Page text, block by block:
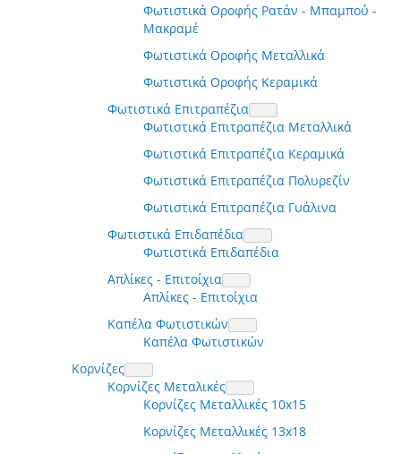
Φωτιστικά Οροφής Ρατάν - Μπαμπού -
Μακραμέ
Φωτιστικά Οροφής Μεταλλικά
Φωτιστικά Οροφής Κεραμικά
Φωτιστικά Επιτραπέζια
Φωτιστικά Επιτραπέζια Μεταλλικά
Φωτιστικά Επιτραπέζια Κεραμικά
Φωτιστικά Επιτραπέζια Πολυρεζίν
Φωτιστικά Επιτραπέζια Γυάλινα
Φωτιστικά Επιδαπέδια
Φωτιστικά Επιδαπέδια
Απλίκες - Επιτοίχια
Απλίκες - Επιτοίχια
Καπέλα Φωτιστικών
Καπέλα Φωτιστικών
Κορνίζες
Κορνίζες Μεταλικές
Κορνίζες Μεταλλικές 10x15
Κορνίζες Μεταλλικές 13x18